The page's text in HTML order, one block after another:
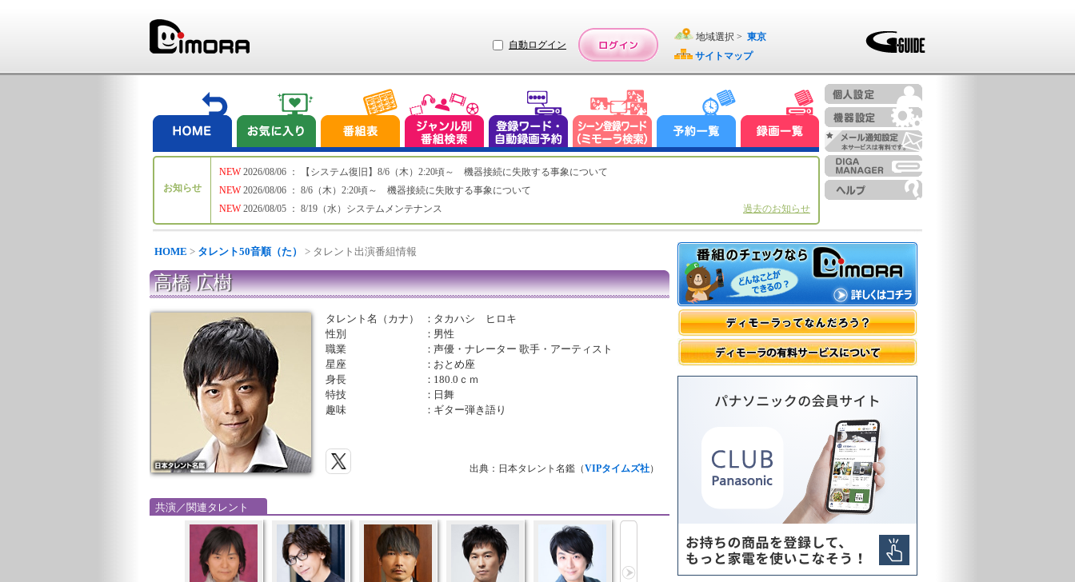
自動ログイン
地域選択 > 東京
サイトマップ
お知らせ
NEW
NEW
NEW
2026/08/06 ： 【システム復旧】8/6（木）2:20頃～ 機器接続に失敗する事象について
2026/08/06 ： 8/6（木）2:20頃～ 機器接続に失敗する事象について
2026/08/05 ： 8/19（水）システムメンテナンス
過去のお知らせ
HOME > タレント50音順（た） > タレント出演番組情報
高橋 広樹
タレント名（カナ） ： タカハシ ヒロキ
性別
： 男性
職業
：声優・ナレーター 歌手・アーティスト
星座
： おとめ座
身長
： 180.0ｃｍ
特技
： 日舞
趣味
： ギター弾き語り
出典：日本タレント名鑑（VIPタイムズ社）
共演／関連タレント